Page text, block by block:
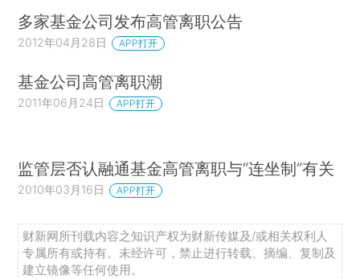
多家基金公司发布高管离职公告
2012年04月28日 APP打开
基金公司高管离职潮
2011年06月24日 APP打开
监管层否认融通基金高管离职与“连坐制”有关
2010年03月16日 APP打开
财新网所刊载内容之知识产权为财新传媒及/或相关权利人
专属所有或持有。未经许可，禁止进行转载、摘编、复制及
建立镜像等任何使用。